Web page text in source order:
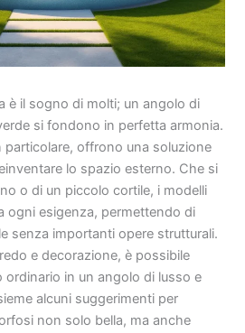
è il sogno di molti; un angolo di
si fondono in perfetta armonia.
particolare, offrono una soluzione
lo spazio esterno. Che si
o di un piccolo cortile, i modelli
ogni esigenza, permettendo di
senza importanti opere strutturali.
e decorazione, è possibile
in un angolo di lusso e
alcuni suggerimenti per
non solo bella, ma anche